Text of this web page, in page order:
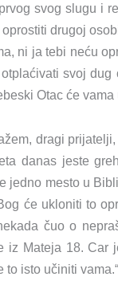
svog slugu i
drugoj
ni ja tebi neću
svoj
Otac će
dragi
danas jeste
jedno mesto u
će ukloniti to
čuo o
iz Mateja 18. Car
to isto učiniti vama.“